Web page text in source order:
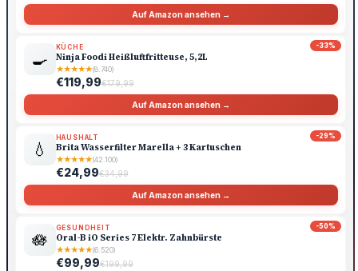
Auf Amazon ansehen →
-33%
🍳
KÜCHE
Ninja Foodi Heißluftfritteuse, 5,2L
★★★★★(8.740)
€119,99€179,99
Auf Amazon ansehen →
-29%
💧
HAUSHALT
Brita Wasserfilter Marella + 3 Kartuschen
★★★★★(42.100)
€24,99€34,99
Auf Amazon ansehen →
-50%
🪷
GESUNDHEIT
Oral-B iO Series 7 Elektr. Zahnbürste
★★★★★(6.520)
€99,99€199,99